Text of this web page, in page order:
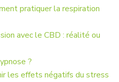
pratiquer la respiration
avec le CBD : réalité ou
?
les effets négatifs du stress